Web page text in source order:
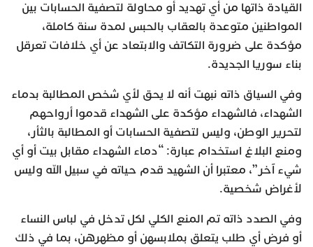
القيادة ذاتها من أي تهديد أو محاولة لتصفية الحسابات بين
المواطنين متوعدة بالعقاب بالحبس لمدة سنة كاملة،
مؤكدة على ضرورة التكاتف والابتعاد عن أي خلافات تعرقل
بناء سوريا الجديدة.
وفي السياق ذاته نبهت أنه لا يحق لأي شخص المطالبة بدماء
الشهداء، فالشهداء مؤكدة على الشهداء قدموا أرواحهم
لتحرير الوطن، وليس لتصفية الحسابات أو المطالبة بالثأر،
ومنع البلاغ استخدام عبارة: “دماء الشهداء مقابل بيت أو أي
شيء آخر”، معتبرا أن الشهيد قدم حياته في سبيل الله وليس
لأغراض شخصية.
وفي الصدد ذاته تم المنع الكلي لكل تدخل في لباس النساء
أو فرض أي طلب يتعلق بملابسهن أو مظهرهن، بما في ذلك